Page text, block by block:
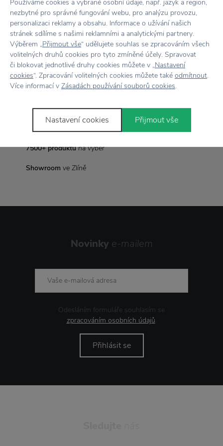
Vše skladem,odesíláme ihned
Doprava zdarmanad 2 000 Kč
7500+ produktůna výběr
Showroom ve Zlíně
Vůně Svěží verbena
Vyrobeno Ve Francii
Novinky e-mailem
Odesláním formuláře souhlasím se
zpracováním osobních údajů.
Přihlásit se
Používáme cookies a vybrané osobní údaje, např. jazyk a region,
nezbytné pro správné fungování webu, pro analýzu provozu,
personalizaci reklamy a obsahu. Informace o užívání našich
stránek sdílíme s našimi reklamními a analytickými partnery.
Výběrem „Přijmout vše“ udělujete souhlas se zpracováním všech
volitelných druhů cookies pro tyto zmíněné účely. Spravovat
či blokovat jednotlivé druhy cookies můžete v „Nastavení
cookies“. Zpracování volitelných cookies můžete také odmítnout.
Více informací v Zásadách používání souborů cookies.
Nastavení cookies Přijmout vše